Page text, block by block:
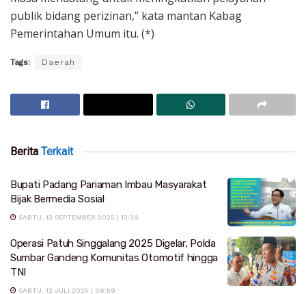
publik bidang perizinan,” kata mantan Kabag
Pemerintahan Umum itu. (*)
Tags: Daerah
Berita Terkait
Bupati Padang Pariaman Imbau Masyarakat
Bijak Bermedia Sosial
SABTU, 13 SEPTEMBER 2025 | 13:39
Operasi Patuh Singgalang 2025 Digelar, Polda
Sumbar Gandeng Komunitas Otomotif hingga
TNI
SABTU, 12 JULI 2025 | 06:59